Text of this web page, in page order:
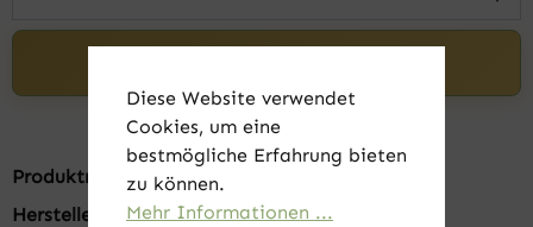
Produktnummer:FK20001-24
Hersteller:
B&C
Diese Website verwendet
Cookies, um eine
bestmögliche Erfahrung bieten
zu können.
Mehr Informationen ...